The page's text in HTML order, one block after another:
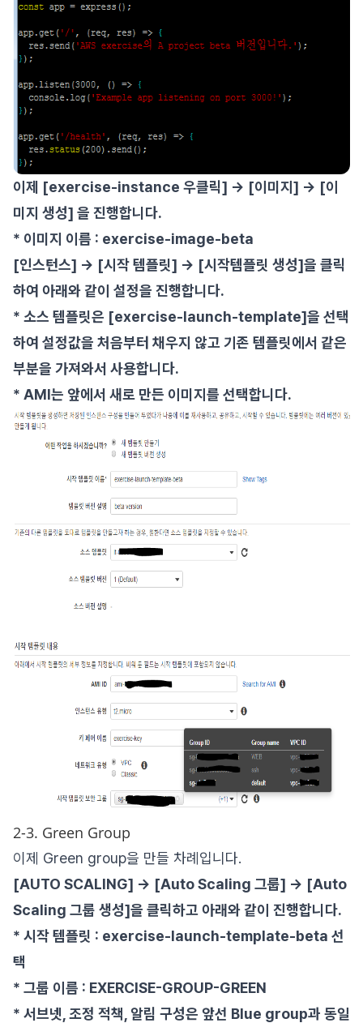
이제 [exercise-instance 우클릭] -> [이미지] -> [이
미지 생성] 을 진행합니다.
* 이미지 이름 : exercise-image-beta
[인스턴스] -> [시작 템플릿] -> [시작템플릿 생성]을 클릭
하여 아래와 같이 설정을 진행합니다.
* 소스 템플릿은 [exercise-launch-template]을 선택
하여 설정값을 처음부터 채우지 않고 기존 템플릿에서 같은
부분을 가져와서 사용합니다.
* AMI는 앞에서 새로 만든 이미지를 선택합니다.
2-3. Green Group
이제 Green group을 만들 차례입니다.
[AUTO SCALING] -> [Auto Scaling 그룹] -> [Auto
Scaling 그룹 생성]을 클릭하고 아래와 같이 진행합니다.
* 시작 템플릿 : exercise-launch-template-beta 선
택
* 그룹 이름 : EXERCISE-GROUP-GREEN
* 서브넷, 조정 적책, 알림 구성은 앞선 Blue group과 동일